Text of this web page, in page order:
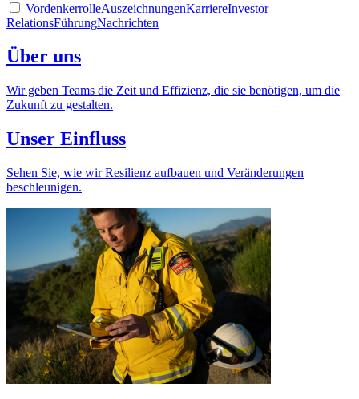
VordenkerrolleAuszeichnungenKarriereInvestor
RelationsFührungNachrichten
Über uns
Wir geben Teams die Zeit und Effizienz, die sie benötigen, um die
Zukunft zu gestalten.
Unser Einfluss
Sehen Sie, wie wir Resilienz aufbauen und Veränderungen
beschleunigen.